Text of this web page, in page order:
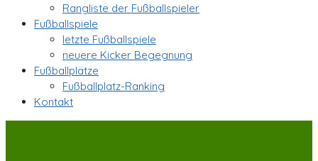
Rangliste der Fußballspieler
Fußballspiele
letzte Fußballspiele
neuere Kicker Begegnung
Fußballplätze
Fußballplatz-Ranking
Kontakt